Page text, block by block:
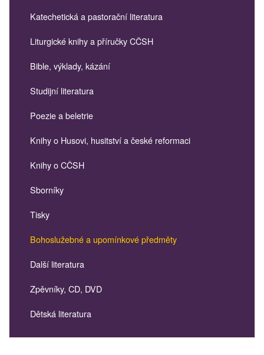
Katechetická a pastorační literatura
Liturgické knihy a příručky CČSH
Bible, výklady, kázání
Studijní literatura
Poezie a beletrie
Knihy o Husovi, husitství a české reformaci
Knihy o CČSH
Sborníky
Tisky
Bohoslužebné a upomínkové předměty
Další literatura
Zpěvníky, CD, DVD
Dětská literatura